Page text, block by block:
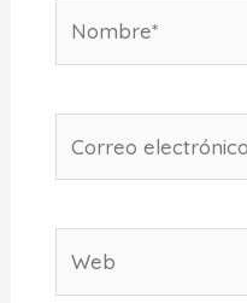
electrónico*